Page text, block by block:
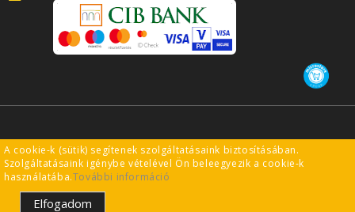
smartpanda.hu - DS ONLINE NETWORK Kft. © Minden jog
fenntartva | 2021-2026
A cookie-k (sütik) segítenek szolgáltatásaink biztosításában.
Szolgáltatásaink igénybe vételével Ön beleegyezik a cookie-k
használatába.További információ
Elfogadom